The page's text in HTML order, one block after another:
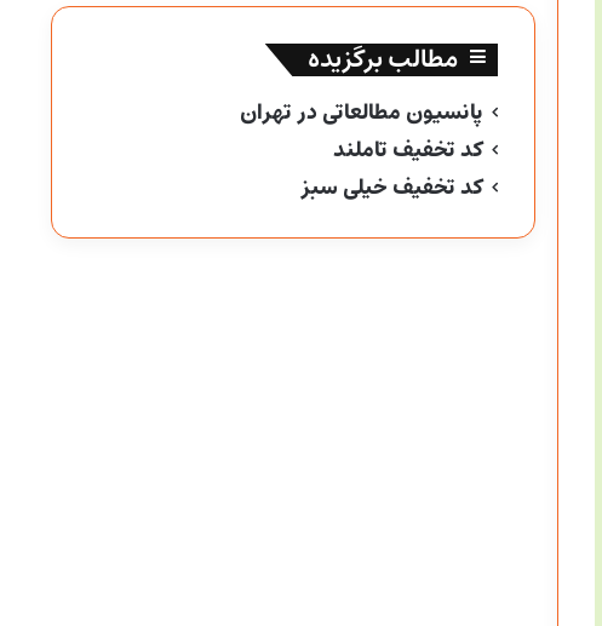
مطالب برگزیده
پانسیون مطالعاتی در تهران
کد تخفیف تاملند
کد تخفیف خیلی سبز